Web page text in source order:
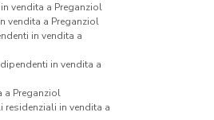
vendita a Preganziol
vendita a Preganziol
in vendita a
in vendita a
a Preganziol
residenziali in vendita a